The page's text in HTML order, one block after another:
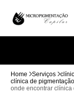
Home Serviços
clínica de
onde encontrar